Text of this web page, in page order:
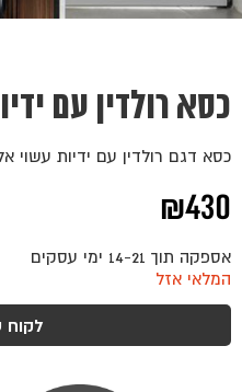
כסא רולדין עם
כסא דגם רולדין עם ידיות עשוי
₪430
אספקה תוך 14-21 ימי עסקים
המלאי אזל
לקוח